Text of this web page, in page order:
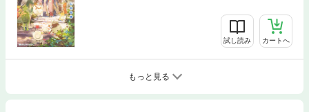
試し読み カートへ
もっと見る